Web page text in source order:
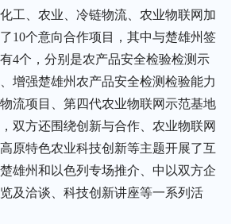
工、农业、冷链物流、农业物联网加
10个意向合作项目，其中与楚雄州签
4个，分别是农产品安全检验检测示
增强楚雄州农产品安全检测检验能力
流项目、第四代农业物联网示范基地
双方还围绕创新与合作、农业物联网
原特色农业科技创新等主题开展了互
雄州和以色列专场推介、中以双方企
及洽谈、科技创新讲座等一系列活